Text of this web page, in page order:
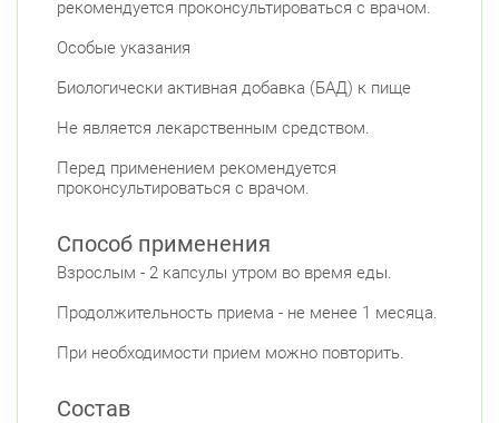
рекомендуется проконсультироваться с врачом.
Особые указания
Биологически активная добавка (БАД) к пище
Не является лекарственным средством.
Перед применением рекомендуется
проконсультироваться с врачом.
Способ применения
Взрослым - 2 капсулы утром во время еды.
Продолжительность приема - не менее 1 месяца.
При необходимости прием можно повторить.
Состав